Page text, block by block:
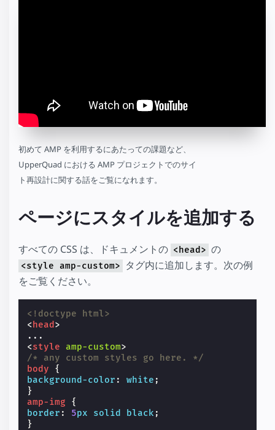
初めて AMP を利用するにあたっての課題など、
UpperQuad における AMP プロジェクトでのサイ
ト再設計に関する話をご覧になれます。
ページにスタイルを追加する
すべての CSS は、ドキュメントの <head> の
<style amp-custom>
タグ内に追加します。次の例
をご覧ください。
<!doctype html>
< head >
<style amp-custom>
/* any custom styles go here. */
body
{
background-color : white ;
}
amp-img
{
border : 5px solid black ;
}